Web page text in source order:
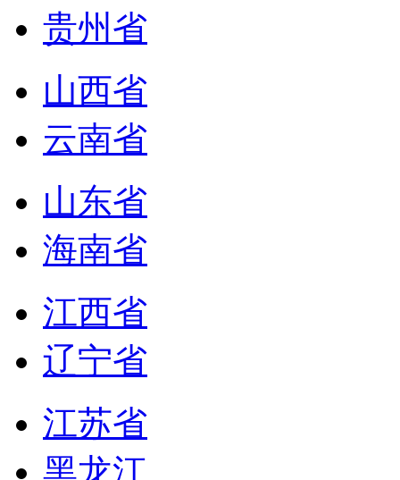
贵州省
山西省
云南省
山东省
海南省
江西省
辽宁省
江苏省
黑龙江